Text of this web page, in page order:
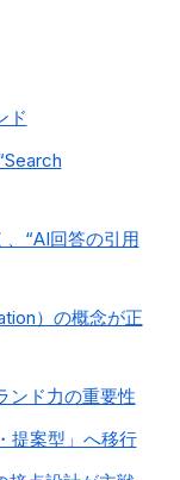
ド
“AI回答の引用
）の概念が正
ンド力の重要性
提案型」へ移行